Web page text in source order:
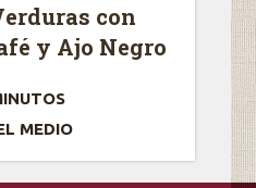
con
y Ajo Negro
MEDIO